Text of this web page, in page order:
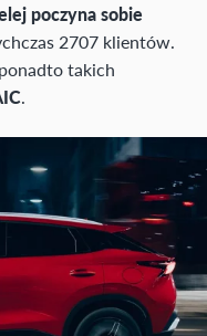
poczyna sobie
2707 klientów.
takich
.